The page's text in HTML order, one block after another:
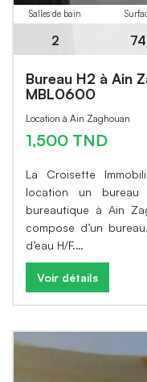
Salles de bain
2 74
Bureau H2 à Ain
MBL0600
Location à Ain Zaghouan
1,500 TND
La Croisette
location un
bureautique à Ain
compose d’un
d’eau H/F.…
Voir détails